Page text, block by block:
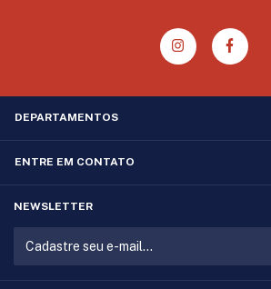
DEPARTAMENTOS
ENTRE EM CONTATO
NEWSLETTER